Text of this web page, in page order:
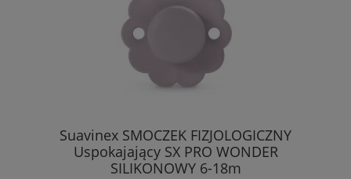
Suavinex SMOCZEK FIZJOLOGICZNY
Uspokajający SX PRO WONDER
SILIKONOWY 6-18m